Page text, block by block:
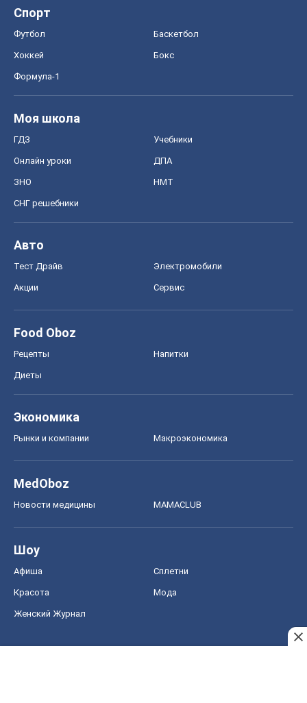
Спорт
Футбол Баскетбол
Хоккей Бокс
Формула-1
Моя школа
ГДЗ Учебники
Онлайн уроки ДПА
ЗНО НМТ
СНГ решебники
Авто
Тест Драйв Электромобили
Акции Сервис
Food Oboz
Рецепты Напитки
Диеты
Экономика
Рынки и компании Mакроэкономика
MedOboz
Новости медицины MAMACLUB
Шоу
Афиша Сплетни
Красота Мода
Женский Журнал